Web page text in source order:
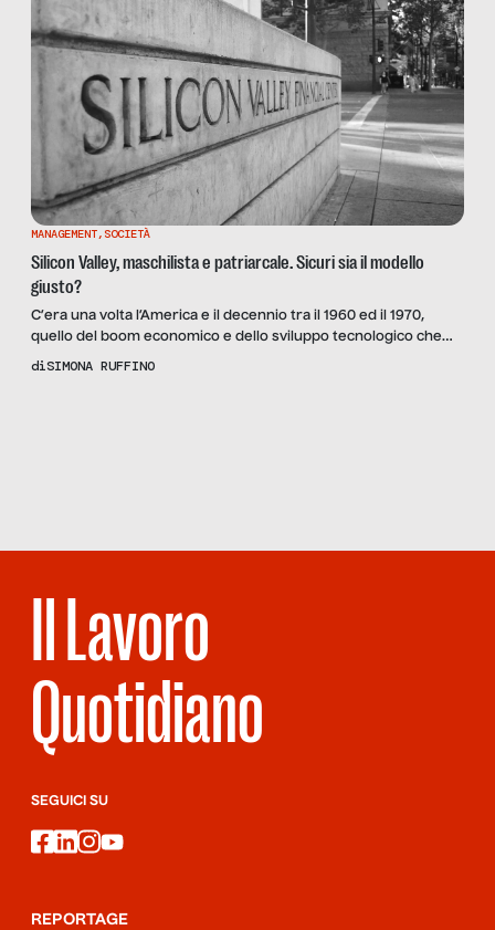
MANAGEMENT, SOCIETÀ
Silicon Valley, maschilista e patriarcale. Sicuri sia il modello
giusto?
C’era una volta l’America e il decennio tra il 1960 ed il 1970,
quello del boom economico e dello sviluppo tecnologico che
mettevano in fila progresso e futuro. Nella Silicon Valley si
diSIMONA RUFFINO
Il Lavoro
Quotidiano
SEGUICI SU
facebook
linkedin
instagram
youtube
REPORTAGE